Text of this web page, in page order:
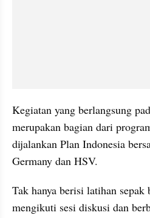
Kegiatan yang berlangsung
merupakan bagian dari
dijalankan Plan Indonesia
Germany dan HSV.
Tak hanya berisi latihan sepak
mengikuti sesi diskusi dan